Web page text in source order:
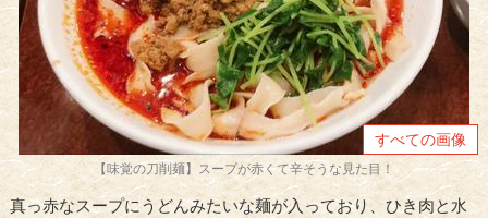
すべての画像
【味覚の刀削麺】スープが赤くて辛そうな見た目！
真っ赤なスープにうどんみたいな麺が入っており、ひき肉と水